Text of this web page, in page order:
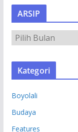
ARSIP
R
S
Kategori
Boyolali
Budaya
Features